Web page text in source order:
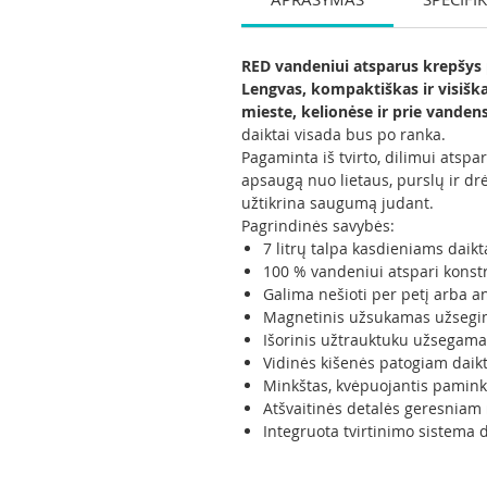
RED vandeniui atsparus
Lengvas, kompaktiškas ir
mieste, kelionėse ir prie
daiktai visada bus po ranka.
Pagaminta iš tvirto, dilimui
apsaugą nuo lietaus, purslų ir
užtikrina saugumą judant.
Pagrindinės savybės:
7 litrų talpa kasdieniams
100 % vandeniui atspari
Galima nešioti per petį arba
Magnetinis užsukamas
Išorinis užtrauktuku
Vidinės kišenės patogiam
Minkštas, kvėpuojantis
Atšvaitinės detalės
Integruota tvirtinimo sistema